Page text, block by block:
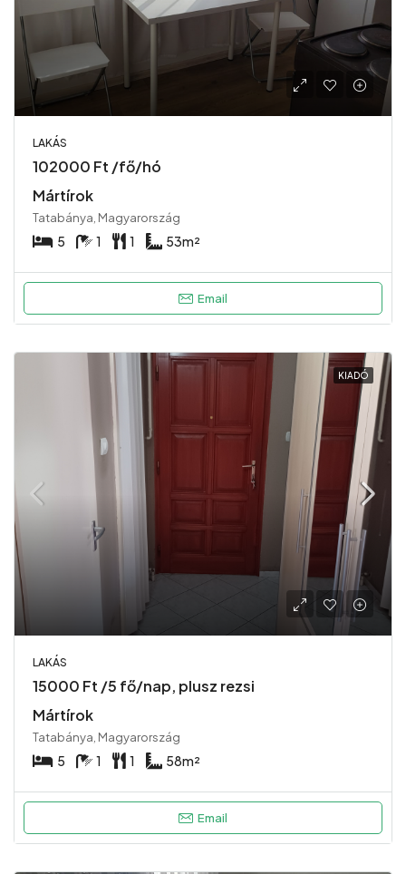
LAKÁS
102000 Ft /fő/hó
Mártírok
Tatabánya, Magyarország
5 1 1 53m²
Email
KIADÓ
LAKÁS
15000 Ft /5 fő/nap, plusz rezsi
Mártírok
Tatabánya, Magyarország
5 1 1 58m²
Email